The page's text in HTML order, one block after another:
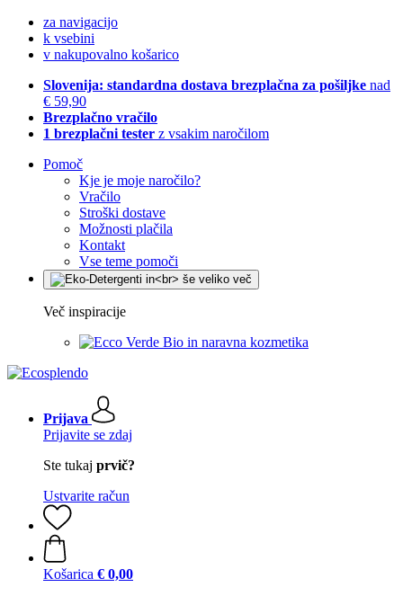
za navigacijo
k vsebini
v nakupovalno košarico
Slovenija: standardna dostava brezplačna za pošiljke nad
€ 59,90
Brezplačno vračilo
1 brezplačni tester z vsakim naročilom
Pomoč
Kje je moje naročilo?
Vračilo
Stroški dostave
Možnosti plačila
Kontakt
Vse teme pomoči
Več inspiracije
Bio in naravna kozmetika
Prijava
Prijavite se zdaj
Ste tukaj prvič?
Ustvarite račun
Košarica € 0,00